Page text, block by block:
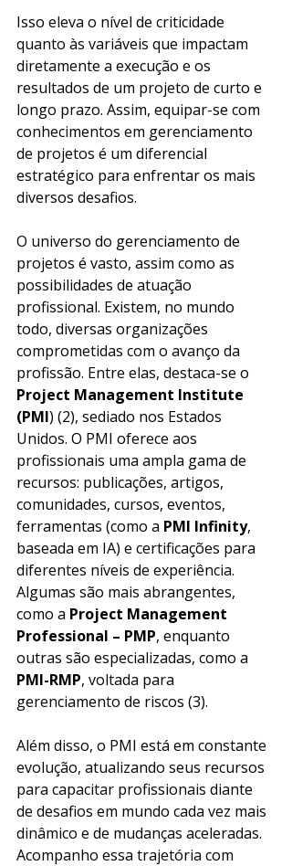
Isso eleva o nível de criticidade
quanto às variáveis que impactam
diretamente a execução e os
resultados de um projeto de curto e
longo prazo. Assim, equipar-se com
conhecimentos em gerenciamento
de projetos é um diferencial
estratégico para enfrentar os mais
diversos desafios.
O universo do gerenciamento de
projetos é vasto, assim como as
possibilidades de atuação
profissional. Existem, no mundo
todo, diversas organizações
comprometidas com o avanço da
profissão. Entre elas, destaca-se o
Project Management Institute
(PMI) (2), sediado nos Estados
Unidos. O PMI oferece aos
profissionais uma ampla gama de
recursos: publicações, artigos,
comunidades, cursos, eventos,
ferramentas (como a PMI Infinity,
baseada em IA) e certificações para
diferentes níveis de experiência.
Algumas são mais abrangentes,
como a Project Management
Professional – PMP, enquanto
outras são especializadas, como a
PMI-RMP, voltada para
gerenciamento de riscos (3).
Além disso, o PMI está em constante
evolução, atualizando seus recursos
para capacitar profissionais diante
de desafios em mundo cada vez mais
dinâmico e de mudanças aceleradas.
Acompanho essa trajetória com